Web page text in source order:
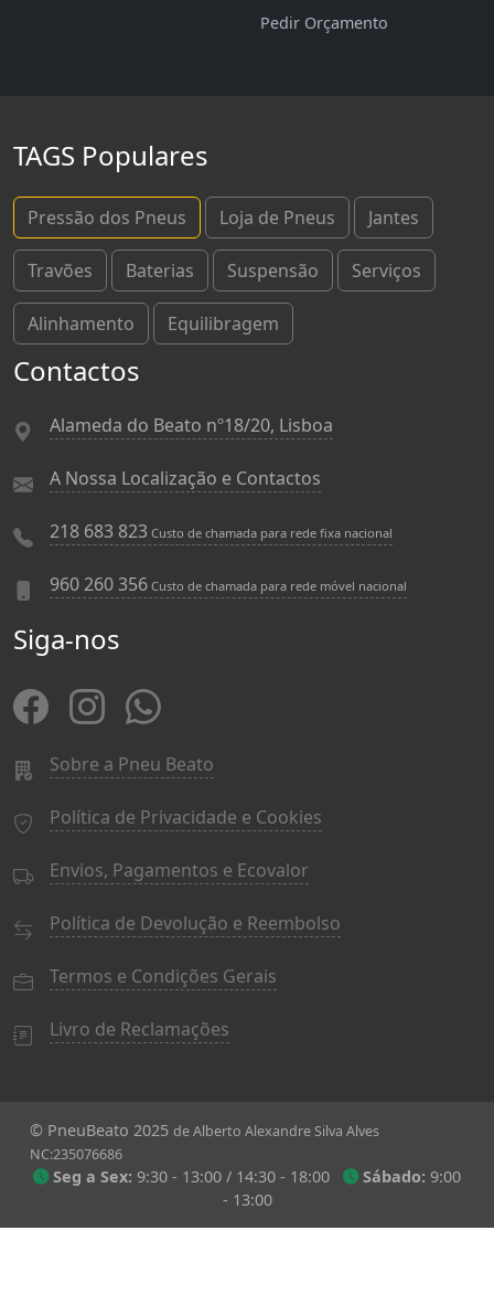
Pedir Orçamento
TAGS Populares
Pressão dos Pneus Loja de Pneus Jantes
Travões Baterias Suspensão Serviços
Alinhamento Equilibragem
Contactos
Alameda do Beato nº18/20, Lisboa
A Nossa Localização e Contactos
218 683 823 Custo de chamada para rede fixa nacional
960 260 356 Custo de chamada para rede móvel nacional
Siga-nos
Sobre a Pneu Beato
Política de Privacidade e Cookies
Envios, Pagamentos e Ecovalor
Política de Devolução e Reembolso
Termos e Condições Gerais
Livro de Reclamações
© PneuBeato 2025 de Alberto Alexandre Silva Alves
NC:235076686
Seg a Sex: 9:30 - 13:00 / 14:30 - 18:00 Sábado: 9:00
- 13:00